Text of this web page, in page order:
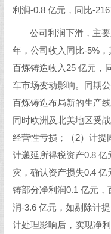
利润-0.8 亿元，同比-
公司利润下滑，主
年，公司收入同比-5%，
百炼铸造收入25 亿元，
车市场变动影响。同期
百炼铸造布局新的生产
同时欧洲及北美地区受
经营性亏损；（2）计提
计递延所得税资产0.8 亿
灾，确认资产损失0.4
铸部分净利润0.1 亿元，
润-3.6 亿元，如剔除计
计处理影响后，实现净